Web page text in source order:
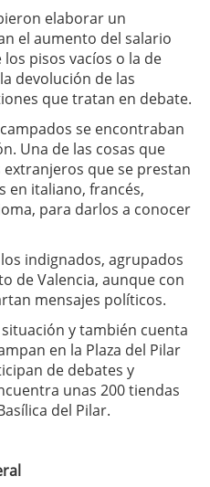
elaborar un
el aumento del salario
pisos vacíos o la de
devolución de las
que tratan en debate.
se encontraban
Una de las cosas que
que se prestan
en italiano, francés,
para darlos a conocer
indignados, agrupados
de Valencia, aunque con
mensajes políticos.
y también cuenta
en la Plaza del Pilar
de debates y
unas 200 tiendas
del Pilar.